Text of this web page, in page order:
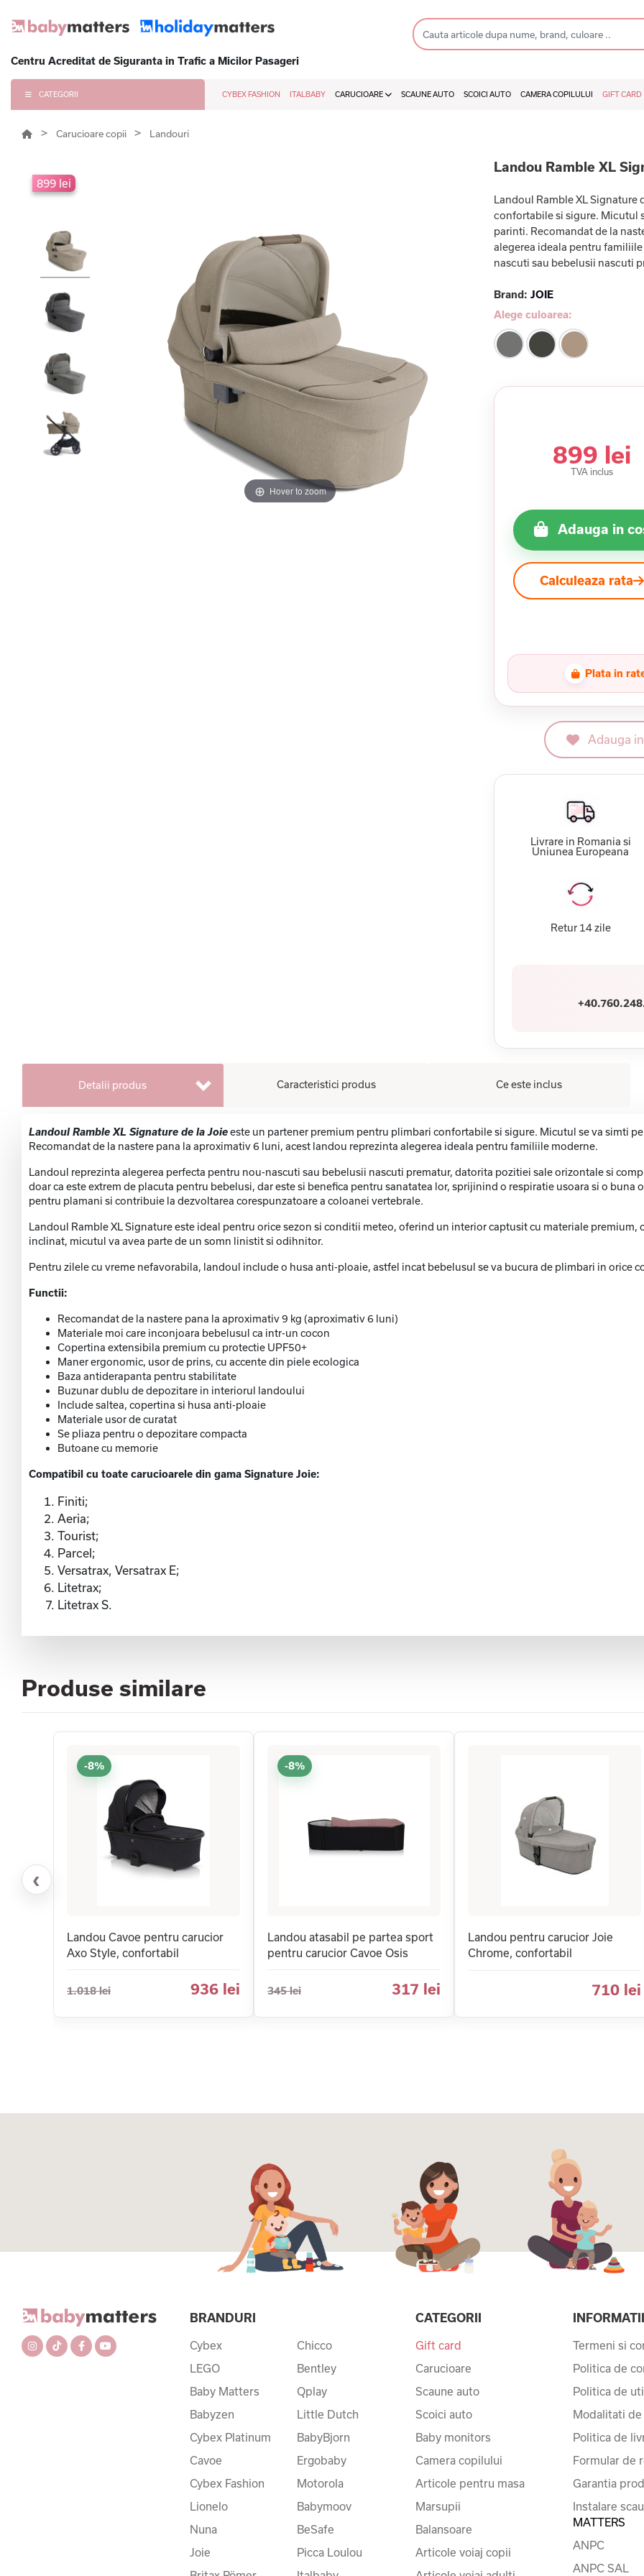
Centru Acreditat de Siguranta in Trafic a Micilor Pasageri
CATEGORII CYBEX FASHION ITALBABY CARUCIOARE SCAUNE AUTO SCOICI AUTO CAMERA COPILULUI GIFT CARD
Carucioare copii Landouri
899 lei
Hover to zoom
Landou Ramble XL
Landoul Ramble XL Signature
confortabile si sigure. Micutul
parinti. Recomandat de la
alegerea ideala pentru
nascuti sau bebelusii nascuti
Brand: JOIE
Alege culoarea:
899 lei
TVA inclus
Adauga in
Calculeaza rata
Plata in
Adauga
Livrare in Romania si
Uniunea Europeana
Retur 14 zile
Detalii produs Caracteristici produs Ce este inclus
Landoul Ramble XL Signature de la Joieeste un partener premium pentru plimbari confortabile si sigure. Micutul se va simti
Recomandat de la nastere pana la aproximativ 6 luni, acest landou reprezinta alegerea ideala pentru familiile moderne.
Landoul reprezinta alegerea perfecta pentru nou-nascuti sau bebelusii nascuti prematur, datorita pozitiei sale orizontale si
doar ca este extrem de placuta pentru bebelusi, dar este si benefica pentru sanatatea lor, sprijinind o respiratie usoara si o
pentru plamani si contribuie la dezvoltarea corespunzatoare a coloanei vertebrale.
Landoul Ramble XL Signature este ideal pentru orice sezon si conditii meteo, oferind un interior captusit cu materiale premium,
inclinat, micutul va avea parte de un somn linistit si odihnitor.
Pentru zilele cu vreme nefavorabila, landoul include o husa anti-ploaie, astfel incat bebelusul se va bucura de plimbari in orice
Functii:
Recomandat de la nastere pana la aproximativ 9 kg (aproximativ 6 luni)
Materiale moi care inconjoara bebelusul ca intr-un cocon
Copertina extensibila premium cu protectie UPF50+
Maner ergonomic, usor de prins, cu accente din piele ecologica
Baza antiderapanta pentru stabilitate
Buzunar dublu de depozitare in interiorul landoului
Include saltea, copertina si husa anti-ploaie
Materiale usor de curatat
Se pliaza pentru o depozitare compacta
Butoane cu memorie
Compatibil cu toate carucioarele din gama Signature Joie:
Finiti;
Aeria;
Tourist;
Parcel;
Versatrax, Versatrax E;
Litetrax;
Litetrax S.
Produse similare
‹
-8%
Landou Cavoe pentru carucior
Axo Style, confortabil
1.018 lei 936 lei
-8%
Landou atasabil pe partea sport
pentru carucior Cavoe Osis
345 lei 317 lei
Landou pentru carucior Joie
Chrome, confortabil
710 lei
BRANDURI
Cybex
LEGO
Baby Matters
Babyzen
Cybex Platinum
Cavoe
Cybex Fashion
Lionelo
Nuna
Joie
Chicco
Bentley
Qplay
Little Dutch
BabyBjorn
Ergobaby
Motorola
Babymoov
BeSafe
Picca Loulou
CATEGORII
Gift card
Carucioare
Scaune auto
Scoici auto
Baby monitors
Camera copilului
Articole pentru masa
Marsupii
Balansoare
Articole voiaj copii
INFORMATII
Termeni si
Politica de
Politica de
Modalitati de
Politica de
Formular de
Garantia
Instalare
MATTERS
ANPC
ANPC SAL